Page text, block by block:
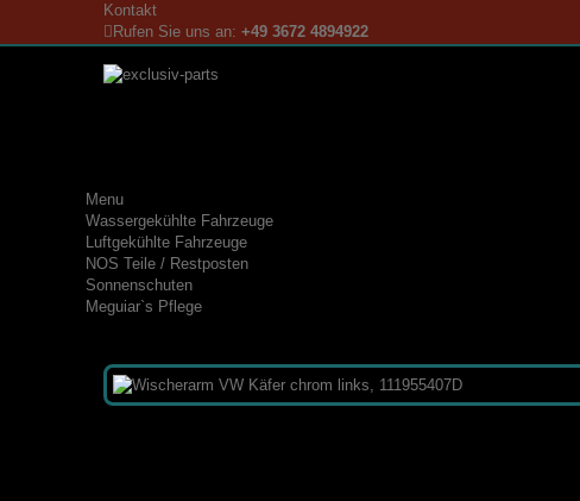
Kontakt
Rufen Sie uns an: +49 3672 4894922
Menu
Wassergekühlte Fahrzeuge
Luftgekühlte Fahrzeuge
NOS Teile / Restposten
Sonnenschuten
Meguiar`s Pflege